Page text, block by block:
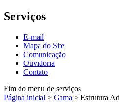
Serviços
E-mail
Mapa do Site
Comunicação
Ouvidoria
Contato
Fim do menu de serviços
Página inicial > Gama > Estrutura